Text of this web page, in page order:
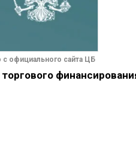
с официального сайта ЦБ